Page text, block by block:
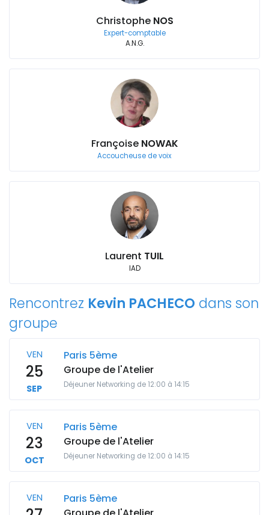
Christophe NOS
Expert-comptable
A.N.G.
Françoise NOWAK
Accoucheuse de voix
Laurent TUIL
IAD
Rencontrez Kevin PACHECO dans son
groupe
VEN
25
SEP
Paris 5ème
Groupe de l'Atelier
Déjeuner Networking de 12:00 à 14:15
VEN
23
OCT
Paris 5ème
Groupe de l'Atelier
Déjeuner Networking de 12:00 à 14:15
VEN
Paris 5ème